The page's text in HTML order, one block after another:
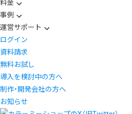
料金
事例
運営サポート
ログイン
資料請求
無料お試し
導入を検討中の方へ
制作・開発会社の方へ
お知らせ